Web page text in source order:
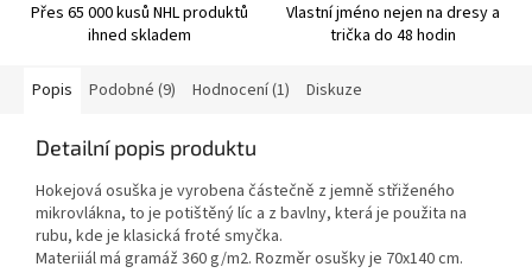
Přes 65 000 kusů NHL produktů
ihned skladem
Vlastní jméno nejen na dresy a
trička do 48 hodin
Popis Podobné (9) Hodnocení (1) Diskuze
Detailní popis produktu
Hokejová osuška je vyrobena částečně z jemně střiženého
mikrovlákna, to je potištěný líc a z bavlny, která je použita na
rubu, kde je klasická froté smyčka.
Materiiál má gramáž 360 g/m2. Rozměr osušky je 70x140 cm.